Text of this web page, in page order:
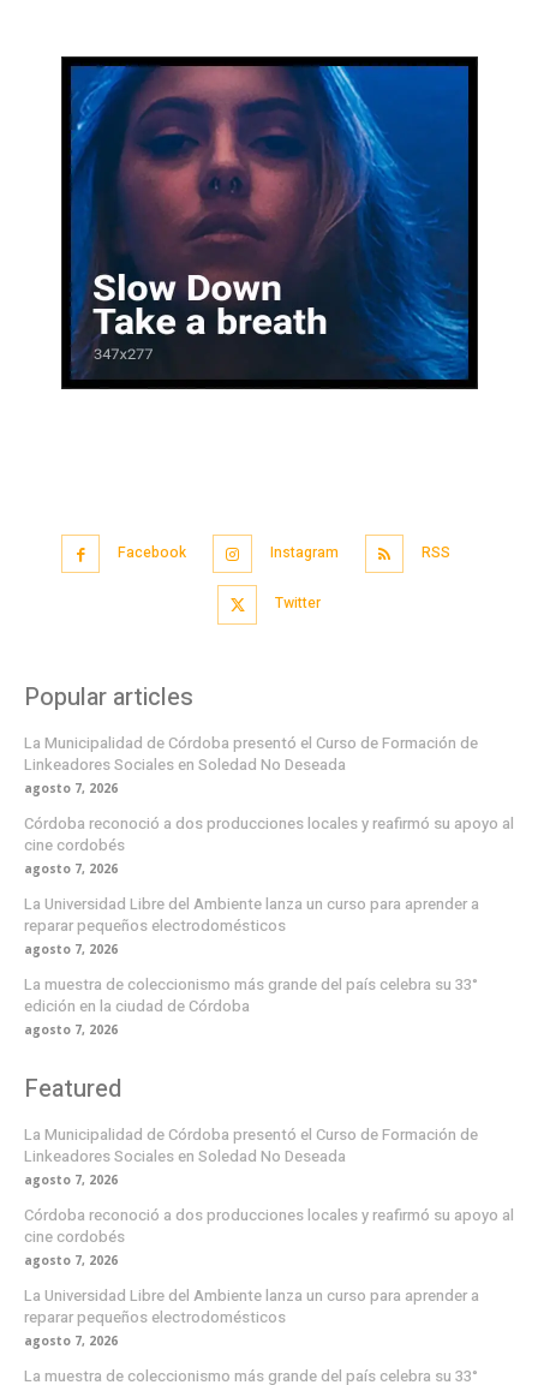
Facebook Instagram RSS
Twitter
Popular articles
La Municipalidad de Córdoba presentó el Curso de Formación de
Linkeadores Sociales en Soledad No Deseada
agosto 7, 2026
Córdoba reconoció a dos producciones locales y reafirmó su apoyo al
cine cordobés
agosto 7, 2026
La Universidad Libre del Ambiente lanza un curso para aprender a
reparar pequeños electrodomésticos
agosto 7, 2026
La muestra de coleccionismo más grande del país celebra su 33°
edición en la ciudad de Córdoba
agosto 7, 2026
Featured
La Municipalidad de Córdoba presentó el Curso de Formación de
Linkeadores Sociales en Soledad No Deseada
agosto 7, 2026
Córdoba reconoció a dos producciones locales y reafirmó su apoyo al
cine cordobés
agosto 7, 2026
La Universidad Libre del Ambiente lanza un curso para aprender a
reparar pequeños electrodomésticos
agosto 7, 2026
La muestra de coleccionismo más grande del país celebra su 33°